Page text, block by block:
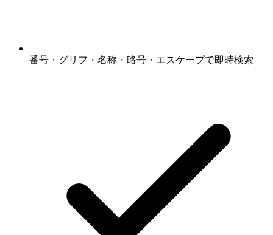
番号・グリフ・名称・略号・エスケープで即時検索